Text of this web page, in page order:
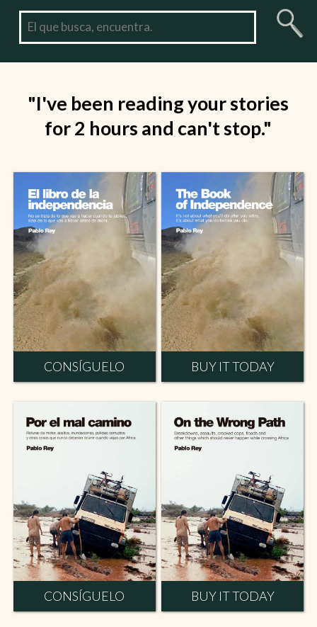
"I've been reading your stories
for 2 hours and can't stop."
CONSÍGUELO BUY IT TODAY
CONSÍGUELO BUY IT TODAY